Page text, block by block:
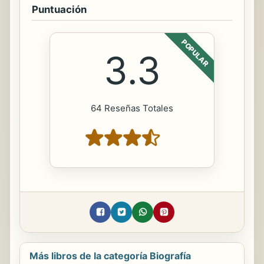
Puntuación
POPULAR
3.3
64 Reseñas Totales
Más libros de la categoría Biografía